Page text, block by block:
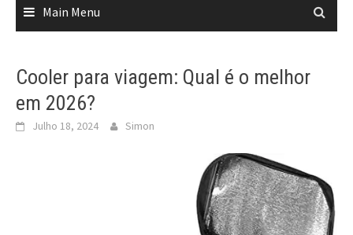
Main Menu
Cooler para viagem: Qual é o melhor
em 2026?
Julho 18, 2024 Simon